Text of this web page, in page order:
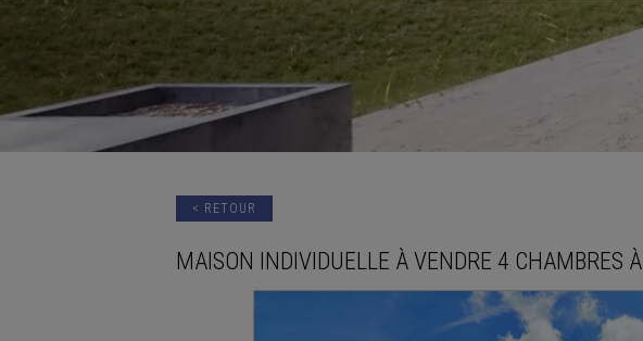
< RETOUR
MAISON INDIVIDUELLE À VENDRE 4 CHAMBRES À